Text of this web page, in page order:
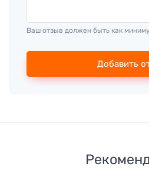
Ваш отзыв должен быть как
Добавить